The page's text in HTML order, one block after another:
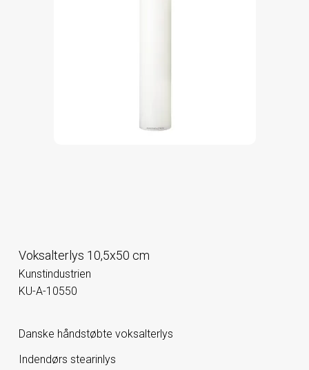
Voksalterlys 10,5x50 cm
Kunstindustrien
KU-A-10550
Danske håndstøbte voksalterlys
Indendørs stearinlys